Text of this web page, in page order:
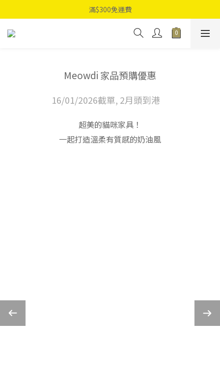
滿$300免運費
Meowdi 家品預購優惠
16/01/2026截單, 2月頭到港
超美的貓咪家具！
一起打造溫柔有質感的奶油風